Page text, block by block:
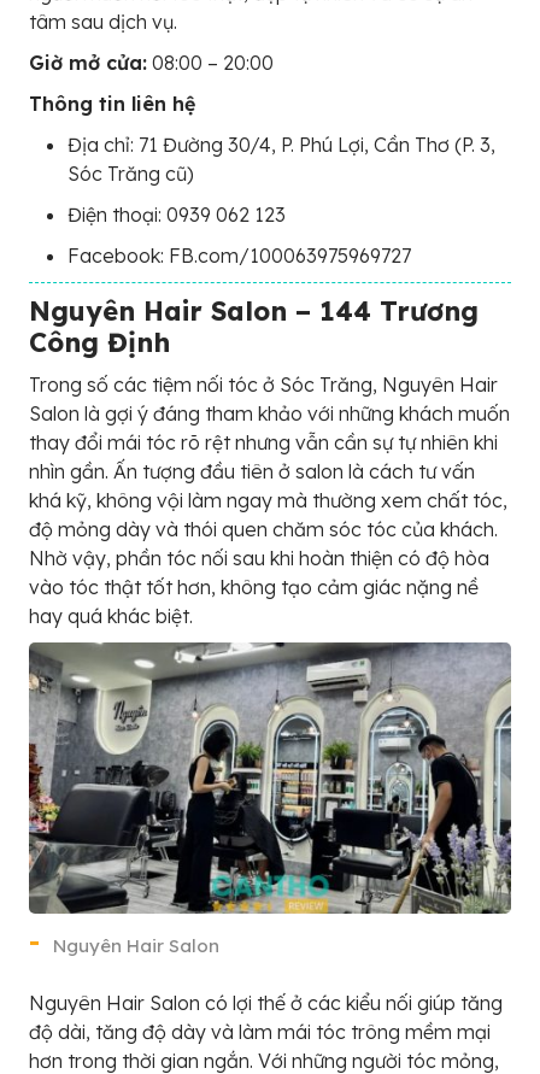
tâm sau dịch vụ.
Giờ mở cửa: 08:00 – 20:00
Thông tin liên hệ
Địa chỉ: 71 Đường 30/4, P. Phú Lợi, Cần Thơ (P. 3,
Sóc Trăng cũ)
Điện thoại: 0939 062 123
Facebook: FB.com/100063975969727
Nguyên Hair Salon – 144 Trương
Công Định
Trong số các tiệm nối tóc ở Sóc Trăng, Nguyên Hair
Salon là gợi ý đáng tham khảo với những khách muốn
thay đổi mái tóc rõ rệt nhưng vẫn cần sự tự nhiên khi
nhìn gần. Ấn tượng đầu tiên ở salon là cách tư vấn
khá kỹ, không vội làm ngay mà thường xem chất tóc,
độ mỏng dày và thói quen chăm sóc tóc của khách.
Nhờ vậy, phần tóc nối sau khi hoàn thiện có độ hòa
vào tóc thật tốt hơn, không tạo cảm giác nặng nề
hay quá khác biệt.
Nguyên Hair Salon
Nguyên Hair Salon có lợi thế ở các kiểu nối giúp tăng
độ dài, tăng độ dày và làm mái tóc trông mềm mại
hơn trong thời gian ngắn. Với những người tóc mỏng,